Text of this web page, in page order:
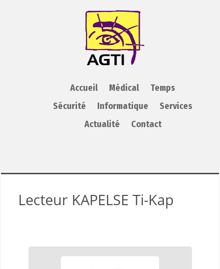
AGTI
Accueil Médical
Temps
Sécurité
Informatique
Services
Actualité
Contact
Lecteur KAPELSE Ti-Kap